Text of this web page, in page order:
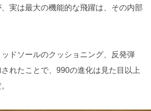
実は最大の機能的な飛躍は、その内部
ドソールのクッショニング、反発弾
れたことで、990の進化は見た目以上